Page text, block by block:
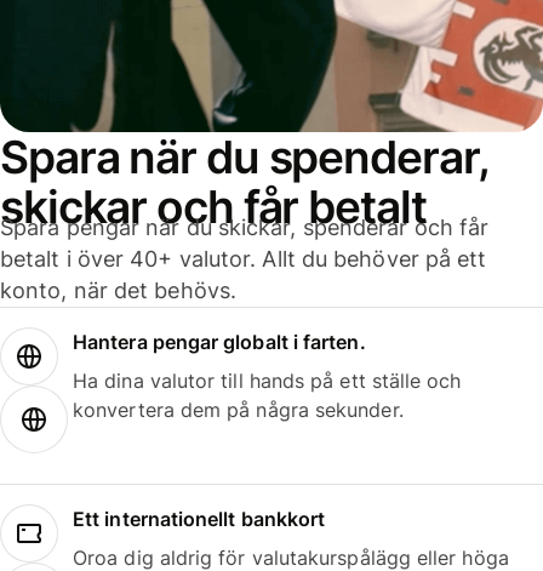
Spara när du spenderar,
skickar och får betalt
Spara pengar när du skickar, spenderar och får
betalt i över 40+ valutor. Allt du behöver på ett
konto, när det behövs.
Hantera pengar globalt i farten.
Ha dina valutor till hands på ett ställe och
konvertera dem på några sekunder.
Ett internationellt bankkort
Oroa dig aldrig för valutakurspålägg eller höga